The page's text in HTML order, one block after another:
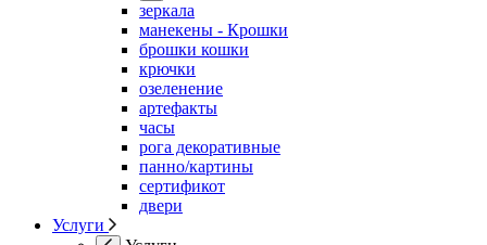
зеркала
манекены - Крошки
брошки кошки
крючки
озеленение
артефакты
часы
рога декоративные
панно/картины
сертификот
двери
Услуги